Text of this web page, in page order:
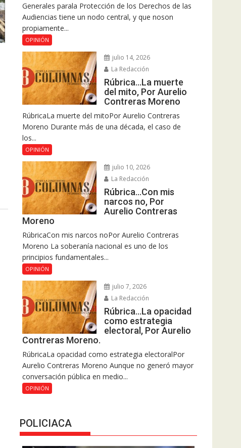
Generales parala Protección de los Derechos de las
Audiencias tiene un nodo central, y que noson
propiamente...
OPINIÓN
julio 14, 2026
La Redacción
Rúbrica…La muerte
del mito, Por Aurelio
Contreras Moreno
RúbricaLa muerte del mitoPor Aurelio Contreras
Moreno Durante más de una década, el caso de
los...
OPINIÓN
julio 10, 2026
La Redacción
Rúbrica…Con mis
narcos no, Por
Aurelio Contreras
Moreno
RúbricaCon mis narcos noPor Aurelio Contreras
Moreno La soberanía nacional es uno de los
principios fundamentales...
OPINIÓN
julio 7, 2026
La Redacción
Rúbrica…La opacidad
como estrategia
electoral, Por Aurelio
Contreras Moreno.
RúbricaLa opacidad como estrategia electoralPor
Aurelio Contreras Moreno Aunque no generó mayor
conversación pública en medio...
OPINIÓN
POLICIACA